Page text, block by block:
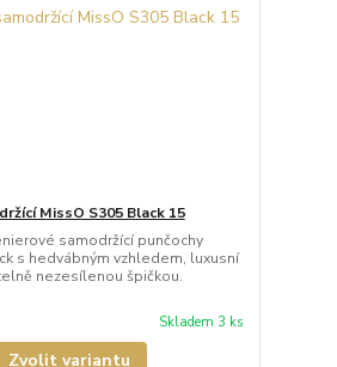
MissO S305 Black 15
samodržící punčochy
s hedvábným vzhledem, luxusní
nezesílenou špičkou.
Skladem 3 ks
Zvolit variantu